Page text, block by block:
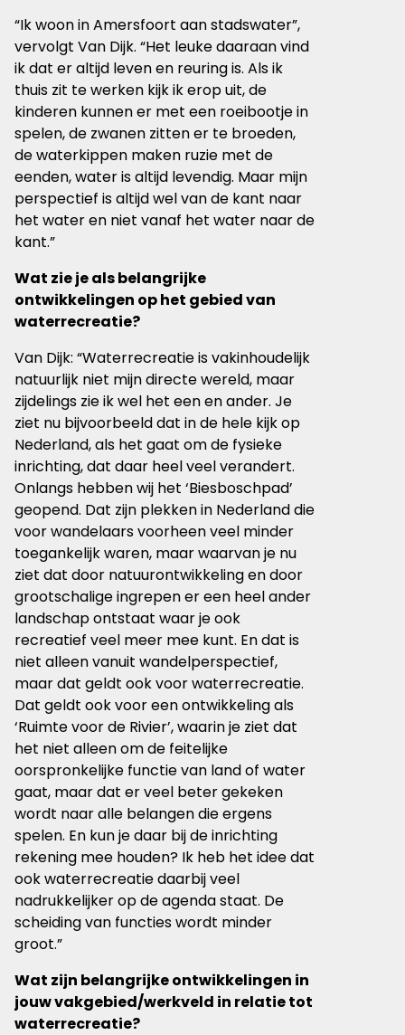
“Ik woon in Amersfoort aan stadswater”,
vervolgt Van Dijk. “Het leuke daaraan vind
ik dat er altijd leven en reuring is. Als ik
thuis zit te werken kijk ik erop uit, de
kinderen kunnen er met een roeibootje in
spelen, de zwanen zitten er te broeden,
de waterkippen maken ruzie met de
eenden, water is altijd levendig. Maar mijn
perspectief is altijd wel van de kant naar
het water en niet vanaf het water naar de
kant.”
Wat zie je als belangrijke
ontwikkelingen op het gebied van
waterrecreatie?
Van Dijk: “Waterrecreatie is vakinhoude­lijk
natuurlijk niet mijn directe wereld, maar
zijdelings zie ik wel het een en ander. Je
ziet nu bijvoorbeeld dat in de hele kijk op
Nederland, als het gaat om de fysieke
inrichting, dat daar heel veel verandert.
Onlangs hebben wij het ‘Biesboschpad’
geopend. Dat zijn plek­ken in Nederland die
voor wandelaars voorheen veel minder
toegankelijk waren, maar waarvan je nu
ziet dat door natuur­ontwikkeling en door
grootschalige ingrepen er een heel ander
landschap ontstaat waar je ook
recreatief veel meer mee kunt. En dat is
niet alleen vanuit wandelperspectief,
maar dat geldt ook voor waterrecreatie.
Dat geldt ook voor een ontwikkeling als
‘Ruimte voor de Rivier’, waarin je ziet dat
het niet alleen om de feitelijke
oorspronkelijke functie van land of water
gaat, maar dat er veel beter gekeken
wordt naar alle belangen die ergens
spelen. En kun je daar bij de inrichting
rekening mee houden? Ik heb het idee dat
ook waterrecreatie daarbij veel
nadrukkelijker op de agenda staat. De
scheiding van functies wordt minder
groot.”
Wat zijn belangrijke ontwikkelingen in
jouw vakgebied/werkveld in relatie tot
waterrecreatie?